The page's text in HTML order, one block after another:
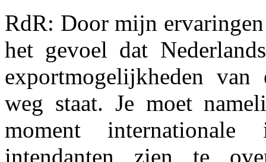
RdR: Door mijn
het gevoel dat
exportmogelijkheden
weg staat. Je moet
moment internationale
intendanten zien te